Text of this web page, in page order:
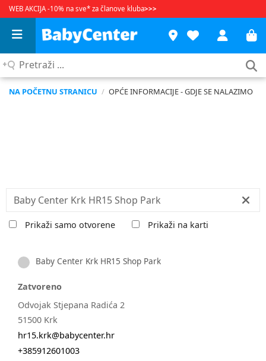
WEB AKCIJA -10% na sve* za članove kluba>>>
Pretraži
NA POČETNU STRANICU / OPĆE INFORMACIJE - GDJE SE NALAZIMO
traži....:
Prikaži samo otvorene Prikaži na karti
Baby Center Krk HR15 Shop Park
Zatvoreno
Odvojak Stjepana Radića 2
51500 Krk
hr15.krk@babycenter.hr
+385912601003